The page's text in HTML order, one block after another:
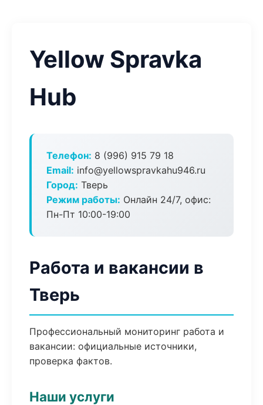
Yellow Spravka
Hub
Телефон: 8 (996) 915 79 18
Email: info@yellowspravkahu946.ru
Город: Тверь
Режим работы: Онлайн 24/7, офис:
Пн-Пт 10:00-19:00
Работа и вакансии в
Тверь
Профессиональный мониторинг работа и
вакансии: официальные источники,
проверка фактов.
Наши услуги